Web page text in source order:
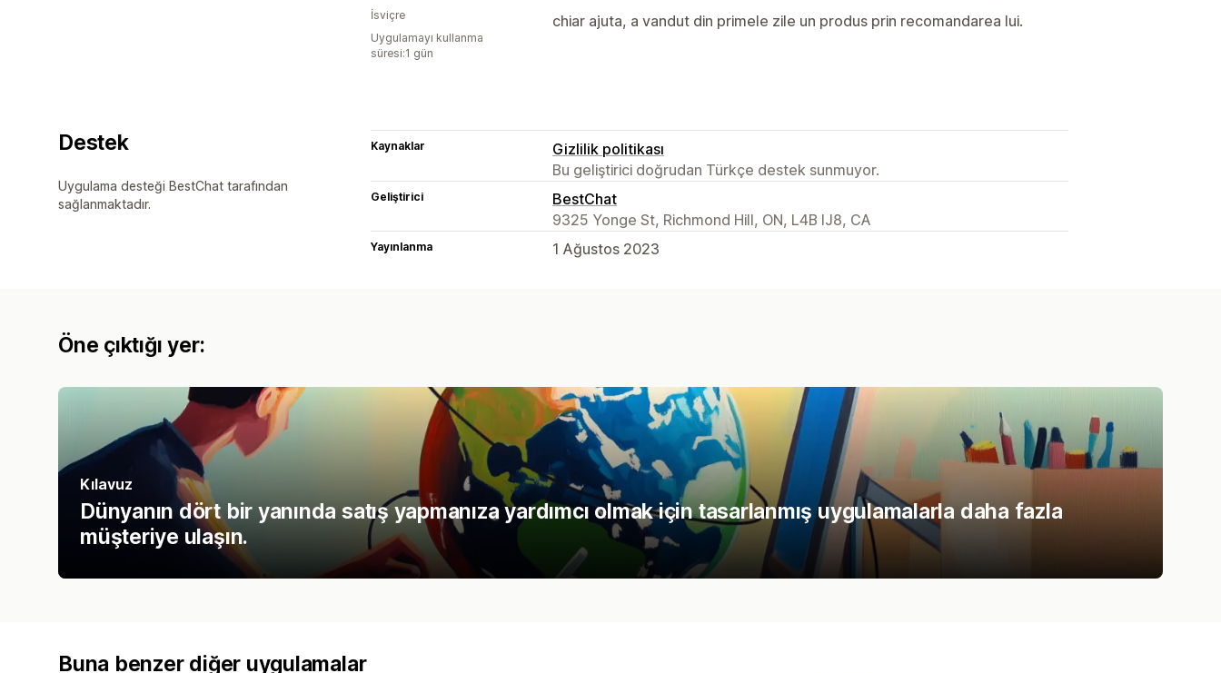
chiar ajuta, a vandut din primele zile un produs prin recomandarea lui.
İsviçre
Uygulamayı kullanma
süresi:1 gün
Destek
Uygulama desteği BestChat tarafından
sağlanmaktadır.
Kaynaklar
Gizlilik politikası
Bu geliştirici doğrudan Türkçe destek sunmuyor.
Geliştirici
BestChat
9325 Yonge St, Richmond Hill, ON, L4B IJ8, CA
Yayınlanma 1 Ağustos 2023
Öne çıktığı yer:
Kılavuz
Dünyanın dört bir yanında satış yapmanıza yardımcı olmak için tasarlanmış uygulamalarla daha fazla
müşteriye ulaşın.
Buna benzer diğer uygulamalar